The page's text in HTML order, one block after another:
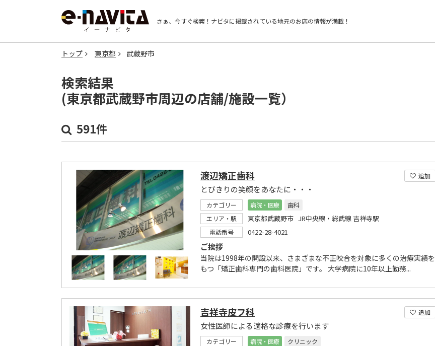
さぁ、今すぐ検索！ ナビタに掲載されている地元のお店の情報が満載！
トップ 東京都 武蔵野市
検索結果
(東京都武蔵野市周辺の店舗/施設一覧）
591件
追加
渡辺矯正歯科
とびきりの笑顔をあなたに・・・
カテゴリー 病院・医療
歯科
エリア・駅
東京都武蔵野市 JR中央線・総武線 吉祥寺駅
電話番号 0422-28-4021
ご挨拶
当院は1998年の開設以来、さまざまな不正咬合を対象に多くの治療実績を
もつ「矯正歯科専門の歯科医院」です。 大学病院に10年以上勤務...
追加
吉祥寺皮フ科
女性医師による適格な診療を行います
カテゴリー 病院・医療
クリニック